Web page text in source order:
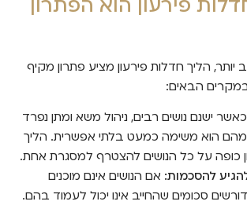
פירעון הוא הפתרון
הליך חדלות פירעון מציע פתרון מקיף
הבאים:
כאשר ישנם נושים רבים, ניהול משא ומתן נפרד
הוא משימה כמעט בלתי אפשרית. הליך
כופה על כל הנושים להצטרף למסגרת אחת.
להסכמות: אם הנושים אינם מוכנים
סכומים שהחייב אינו יכול לעמוד בהם.